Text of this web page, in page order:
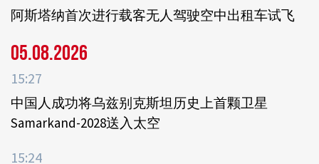
阿斯塔纳首次进行载客无人驾驶空中出租车试飞
05.08.2026
15:27
中国人成功将乌兹别克斯坦历史上首颗卫星
Samarkand-2028送入太空
15:24